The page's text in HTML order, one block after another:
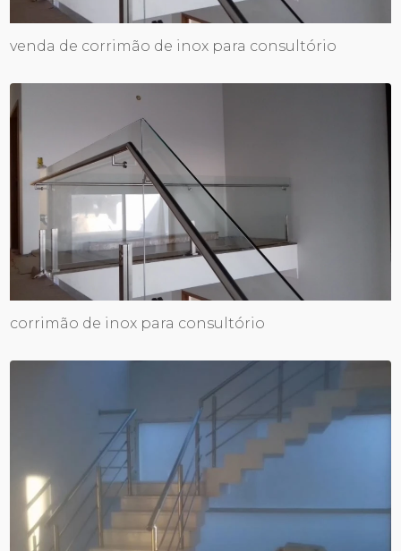
venda de corrimão de inox para consultório
corrimão de inox para consultório